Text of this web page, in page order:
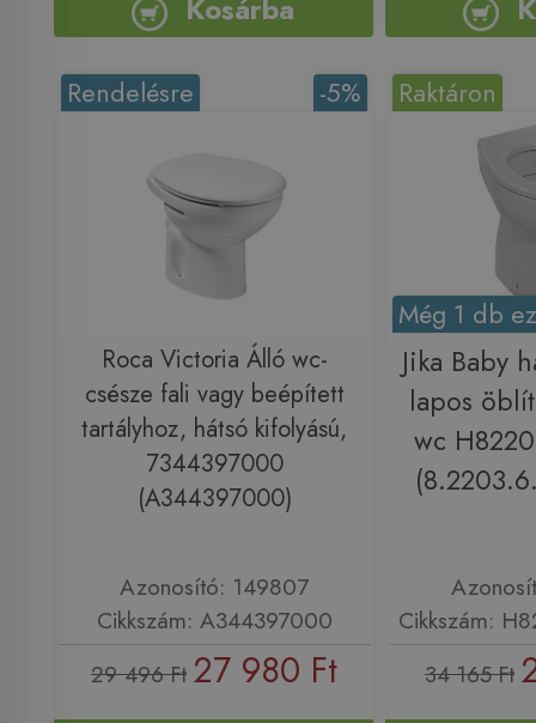
Kosárba
-5%
Rendelésre
Roca Victoria Álló wc-
csésze fali vagy beépített
tartályhoz, hátsó kifolyású,
7344397000
(A344397000)
Azonosító: 149807
Cikkszám: A344397000
29 496 Ft 27 980 Ft
Raktáron
Még 1 db
Jika Baby
lapos
wc
Cikkszám:
34 165 Ft